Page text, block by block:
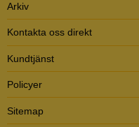
Arkiv
Kontakta oss direkt
Kundtjänst
Policyer
Sitemap